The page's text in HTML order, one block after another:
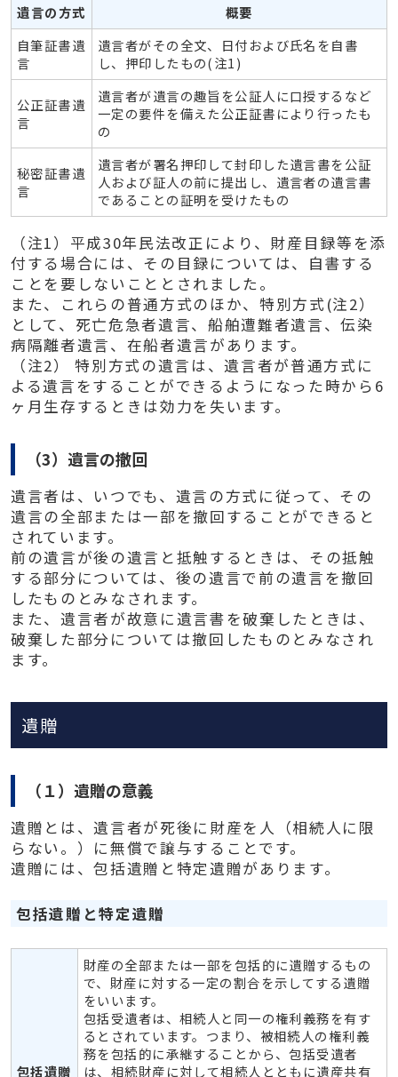
遺言の方式
概要
自筆証書遺
言
遺言者がその全文、日付および氏名を自書
し、押印したもの(注1)
公正証書遺
言
遺言者が遺言の趣旨を公証人に口授するなど
一定の要件を備えた公正証書により行ったも
の
秘密証書遺
言
遺言者が署名押印して封印した遺言書を公証
人および証人の前に提出し、遺言者の遺言書
であることの証明を受けたもの
（注1）平成30年民法改正により、財産目録等を添
付する場合には、その目録については、自書する
ことを要しないこととされました。
また、これらの普通方式のほか、特別方式(注2）
として、死亡危急者遺言、船舶遭難者遺言、伝染
病隔離者遺言、在船者遺言があります。
（注2） 特別方式の遺言は、遺言者が普通方式に
よる遺言をすることができるようになった時から6
ヶ月生存するときは効力を失います。
（3）遺言の撤回
遺言者は、いつでも、遺言の方式に従って、その
遺言の全部または一部を撤回することができると
されています。
前の遺言が後の遺言と抵触するときは、その抵触
する部分については、後の遺言で前の遺言を撤回
したものとみなされます。
また、遺言者が故意に遺言書を破棄したときは、
破棄した部分については撤回したものとみなされ
ます。
遺贈
（１）遺贈の意義
遺贈とは、遺言者が死後に財産を人（相続人に限
らない。）に無償で譲与することです。
遺贈には、包括遺贈と特定遺贈があります。
包括遺贈と特定遺贈
包括遺贈
財産の全部または一部を包括的に遺贈するもの
で、財産に対する一定の割合を示してする遺贈
をいいます。
包括受遺者は、相続人と同一の権利義務を有す
るとされています。つまり、被相続人の権利義
務を包括的に承継することから、包括受遺者
は、相続財産に対して相続人とともに遺産共有